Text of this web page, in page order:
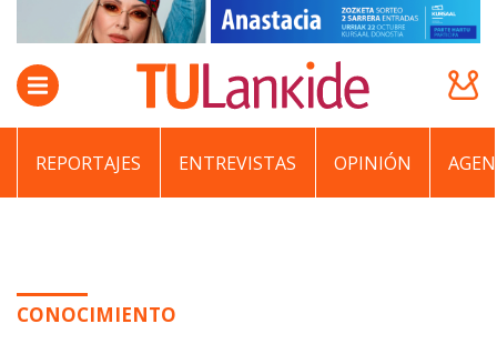
REPORTAJES ENTREVISTAS OPINIÓN
CONOCIMIENTO